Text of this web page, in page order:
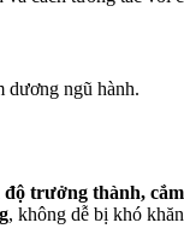
dương ngũ hành.
trưởng thành, cắm
, không dễ bị khó